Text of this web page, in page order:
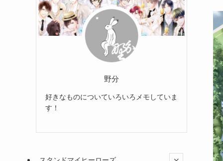
野分
好きなものについていろいろメモしていま
す！